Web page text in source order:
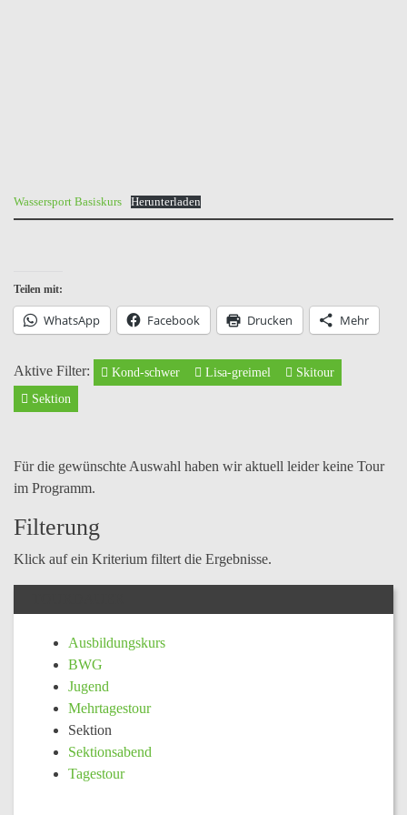
Wassersport Basiskurs Herunterladen
Teilen mit:
WhatsApp Facebook Drucken Mehr
Aktive Filter: Kond-schwer Lisa-greimel
Skitour
Sektion
Für die gewünschte Auswahl haben wir aktuell leider keine Tour
im Programm.
Filterung
Klick auf ein Kriterium filtert die Ergebnisse.
Ausbildungskurs
BWG
Jugend
Mehrtagestour
Sektion
Sektionsabend
Tagestour